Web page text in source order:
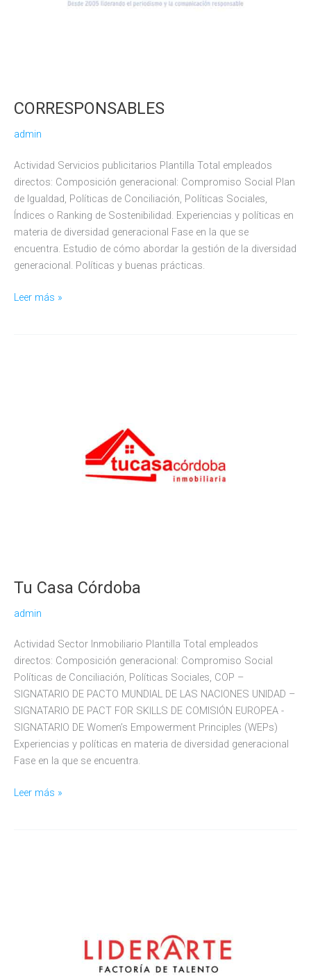
CORRESPONSABLES
admin
Actividad Servicios publicitarios Plantilla Total empleados
directos: Composición generacional: Compromiso Social Plan
de Igualdad, Políticas de Conciliación, Políticas Sociales,
Índices o Ranking de Sostenibilidad. Experiencias y políticas en
materia de diversidad generacional Fase en la que se
encuentra. Estudio de cómo abordar la gestión de la diversidad
generacional. Políticas y buenas prácticas.
CORRESPONSABLES
Leer más »
Tu Casa Córdoba
admin
Actividad Sector Inmobiliario Plantilla Total empleados
directos: Composición generacional: Compromiso Social
Políticas de Conciliación, Políticas Sociales, COP –
SIGNATARIO DE PACTO MUNDIAL DE LAS NACIONES UNIDAD –
SIGNATARIO DE PACT FOR SKILLS DE COMISIÓN EUROPEA -
SIGNATARIO DE Women’s Empowerment Principles (WEPs)
Experiencias y políticas en materia de diversidad generacional
Fase en la que se encuentra.
Tu
Leer más »